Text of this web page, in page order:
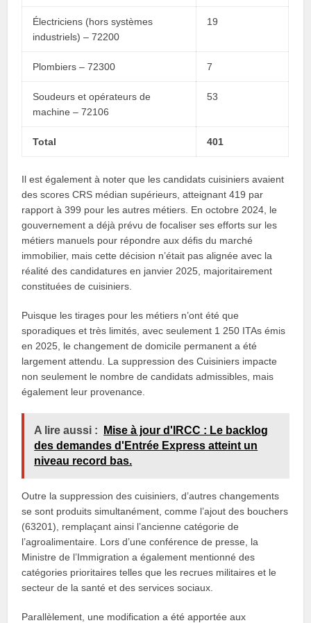
Électriciens (hors systèmes
industriels) – 72200
19
Plombiers – 72300 7
Soudeurs et opérateurs de
machine – 72106
53
Total 401
Il est également à noter que les candidats cuisiniers avaient
des scores CRS médian supérieurs, atteignant 419 par
rapport à 399 pour les autres métiers. En octobre 2024, le
gouvernement a déjà prévu de focaliser ses efforts sur les
métiers manuels pour répondre aux défis du marché
immobilier, mais cette décision n’était pas alignée avec la
réalité des candidatures en janvier 2025, majoritairement
constituées de cuisiniers.
Puisque les tirages pour les métiers n’ont été que
sporadiques et très limités, avec seulement 1 250 ITAs émis
en 2025, le changement de domicile permanent a été
largement attendu. La suppression des Cuisiniers impacte
non seulement le nombre de candidats admissibles, mais
également leur provenance.
A lire aussi :
Mise à jour d'IRCC : Le backlog
des demandes d'Entrée Express atteint un
niveau record bas.
Outre la suppression des cuisiniers, d’autres changements
se sont produits simultanément, comme l’ajout des bouchers
(63201), remplaçant ainsi l’ancienne catégorie de
l’agroalimentaire. Lors d’une conférence de presse, la
Ministre de l’Immigration a également mentionné des
catégories prioritaires telles que les recrues militaires et le
secteur de la santé et des services sociaux.
Parallèlement, une modification a été apportée aux